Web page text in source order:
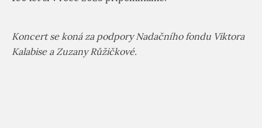
Koncert se koná za podpory Nadačního fondu Viktora
Kalabise a Zuzany Růžičkové.